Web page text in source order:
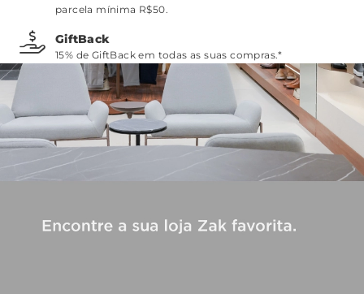
parcela mínima R$50.
GiftBack
15% de GiftBack em todas as suas compras.*